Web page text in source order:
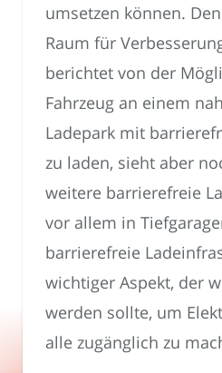
umsetzen können.
Raum für
berichtet von der
Fahrzeug an einem
Ladepark mit
zu laden, sieht aber
weitere barrierefreie
vor allem in
barrierefreie
wichtiger Aspekt, der
werden sollte, um
alle zugänglich zu